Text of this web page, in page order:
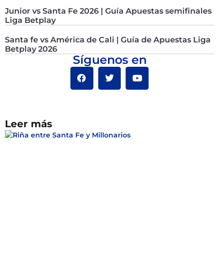
Junior vs Santa Fe 2026 | Guía Apuestas semifinales
Liga Betplay
Santa fe vs América de Cali | Guía de Apuestas Liga
Betplay 2026
Síguenos en
Leer más